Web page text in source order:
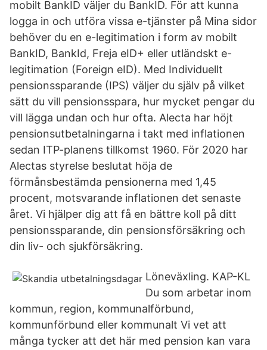
mobilt BankID väljer du BankID. För att kunna
logga in och utföra vissa e-tjänster på Mina sidor
behöver du en e-legitimation i form av mobilt
BankID, BankId, Freja eID+ eller utländskt e-
legitimation (Foreign eID). Med Individuellt
pensionssparande (IPS) väljer du själv på vilket
sätt du vill pensionsspara, hur mycket pengar du
vill lägga undan och hur ofta. Alecta har höjt
pensionsutbetalningarna i takt med inflationen
sedan ITP-planens tillkomst 1960. För 2020 har
Alectas styrelse beslutat höja de
förmånsbestämda pensionerna med 1,45
procent, motsvarande inflationen det senaste
året. Vi hjälper dig att få en bättre koll på ditt
pensionssparande, din pensionsförsäkring och
din liv- och sjukförsäkring.
Löneväxling. KAP-KL
Du som arbetar inom
kommun, region, kommunalförbund,
kommunförbund eller kommunalt Vi vet att
många tycker att det här med pension kan vara